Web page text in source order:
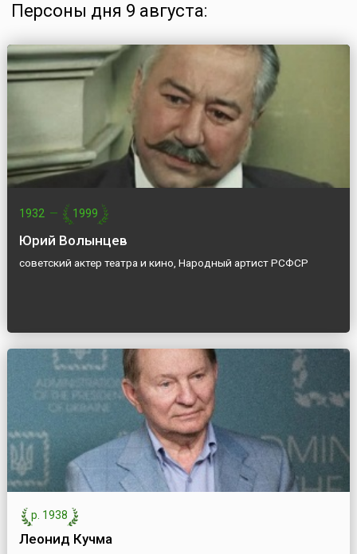
Персоны дня 9 августа:
1932 — 1999
Юрий Волынцев
советский актер театра и кино, Народный артист РСФСР
р. 1938
Леонид Кучма